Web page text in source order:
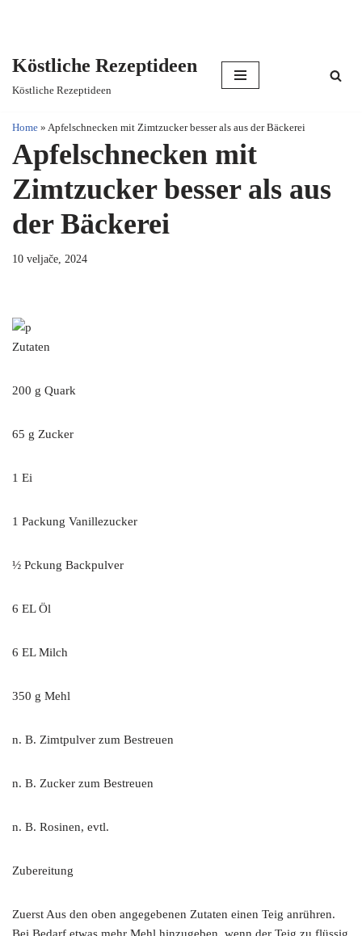
content
Köstliche Rezeptideen
Köstliche Rezeptideen
Home » Apfelschnecken mit Zimtzucker besser als aus der Bäckerei
Apfelschnecken mit
Zimtzucker besser als aus
der Bäckerei
10 veljače, 2024
Zutaten
200 g Quark
65 g Zucker
1 Ei
1 Packung Vanillezucker
½ Pckung Backpulver
6 EL Öl
6 EL Milch
350 g Mehl
n. B. Zimtpulver zum Bestreuen
n. B. Zucker zum Bestreuen
n. B. Rosinen, evtl.
Zubereitung
Zuerst Aus den oben angegebenen Zutaten einen Teig anrühren.